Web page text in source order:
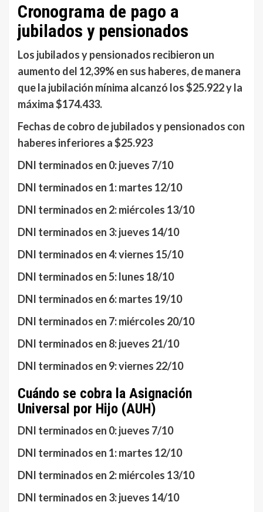
Cronograma de pago a
jubilados y pensionados
Los jubilados y pensionados recibieron un
aumento del 12,39% en sus haberes, de manera
que la jubilación mínima alcanzó los $25.922 y la
máxima $174.433.
Fechas de cobro de jubilados y pensionados con
haberes inferiores a $25.923
DNI terminados en 0: jueves 7/10
DNI terminados en 1: martes 12/10
DNI terminados en 2: miércoles 13/10
DNI terminados en 3: jueves 14/10
DNI terminados en 4: viernes 15/10
DNI terminados en 5: lunes 18/10
DNI terminados en 6: martes 19/10
DNI terminados en 7: miércoles 20/10
DNI terminados en 8: jueves 21/10
DNI terminados en 9: viernes 22/10
Cuándo se cobra la Asignación
Universal por Hijo (AUH)
DNI terminados en 0: jueves 7/10
DNI terminados en 1: martes 12/10
DNI terminados en 2: miércoles 13/10
DNI terminados en 3: jueves 14/10